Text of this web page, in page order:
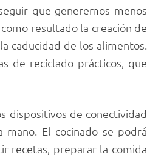
que generemos menos
resultado la creación de
caducidad de los alimentos.
de reciclado prácticos, que
dispositivos de conectividad
El cocinado se podrá
recetas, preparar la comida